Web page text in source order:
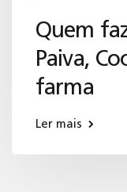
Quem
Paiva,
farma
Ler mais